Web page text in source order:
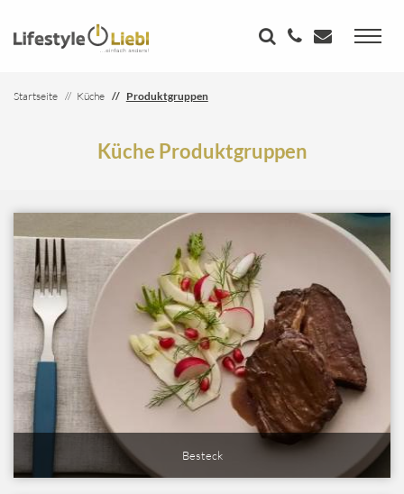
Startseite Küche Produktgruppen
Küche Produktgruppen
Besteck